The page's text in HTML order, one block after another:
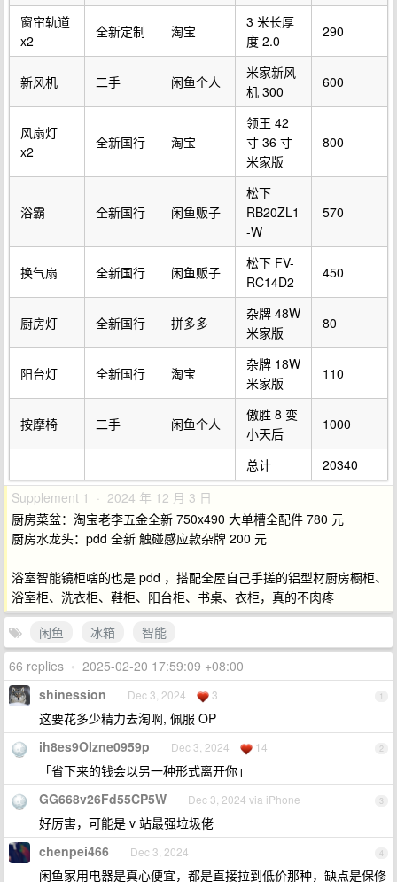
窗帘轨道
x2
全新定制 淘宝
3 米长厚
度 2.0
290
新风机 二手 闲鱼个人
米家新风
机 300
600
风扇灯
x2
全新国行 淘宝
领王 42
寸 36 寸
米家版
800
浴霸 全新国行 闲鱼贩子
松下
RB20ZL1
-W
570
换气扇 全新国行 闲鱼贩子
松下 FV-
RC14D2
450
厨房灯 全新国行 拼多多
杂牌 48W
米家版
80
阳台灯 全新国行 淘宝
杂牌 18W
米家版
110
按摩椅 二手 闲鱼个人
傲胜 8 变
小天后
1000
总计
20340
Supplement 1 · 2024 年 12 月 3 日
厨房菜盆：淘宝老李五金全新 750x490 大单槽全配件 780 元
厨房水龙头：pdd 全新 触碰感应款杂牌 200 元
浴室智能镜柜啥的也是 pdd ，搭配全屋自己手搓的铝型材厨房橱柜、
浴室柜、洗衣柜、鞋柜、阳台柜、书桌、衣柜，真的不肉疼
闲鱼
冰箱
智能
66 replies • 2025-02-20 17:59:09 +08:00
1
shinession Dec 3, 2024 3
这要花多少精力去淘啊, 佩服 OP
2
ih8es9OIzne0959p Dec 3, 2024 14
「省下来的钱会以另一种形式离开你」
3
GG668v26Fd55CP5W Dec 3, 2024 via iPhone
好厉害，可能是 v 站最强垃圾佬
4
chenpei466 Dec 3, 2024
闲鱼家用电器是真心便宜，都是直接拉到低价那种，缺点是保修